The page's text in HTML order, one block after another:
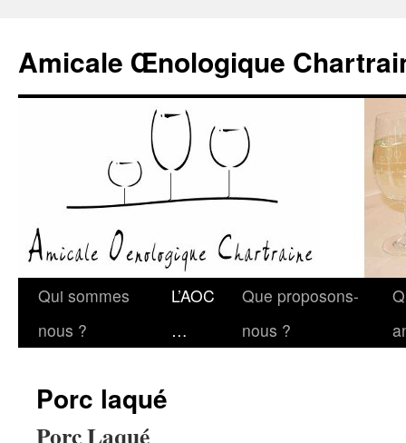
Amicale Œnologique
Qui sommes
nous ?
L’AOC
…
Que proposons-
nous ?
Porc laqué
Porc Laqué